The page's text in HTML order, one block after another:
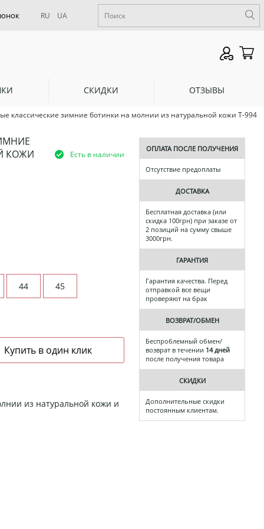
RU UA
СКИДКИ ОТЗЫВЫ
классические зимние ботинки на молнии из натуральной кожи Т-994
КОЖИ
Есть в наличии
44 45
из натуральной кожи и
ОПЛАТА ПОСЛЕ ПОЛУЧЕНИЯ
Отсутствие предоплаты
ДОСТАВКА
Бесплатная доставка (или
скидка 100грн) при заказе от
2 позиций на сумму свыше
3000грн.
ГАРАНТИЯ
Гарантия качества. Перед
отправкой все вещи
проверяют на брак
ВОЗВРАТ/ОБМЕН
Беспроблемный обмен/
возврат в течении 14 дней
после получения товара
СКИДКИ
Дополнительные скидки
постоянным клиентам.